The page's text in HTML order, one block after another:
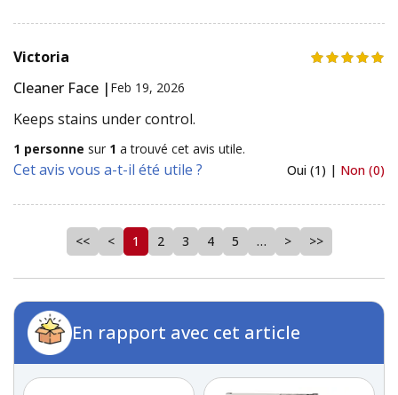
Victoria
Cleaner Face | Feb 19, 2026
Keeps stains under control.
1 personne sur 1 a trouvé cet avis utile.
Cet avis vous a-t-il été utile ? Oui (1) | Non (0)
<< < 1 2 3 4 5 … > >>
En rapport avec cet article